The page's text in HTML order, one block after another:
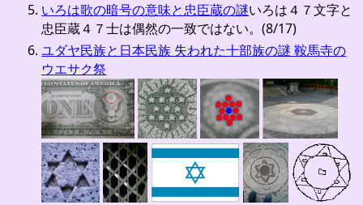
いろは歌の暗号の意味と忠臣蔵の謎いろは４７文字と
忠臣蔵４７士は偶然の一致ではない。(8/17)
ユダヤ民族と日本民族 失われた十部族の謎 鞍馬寺の
ウエサク祭